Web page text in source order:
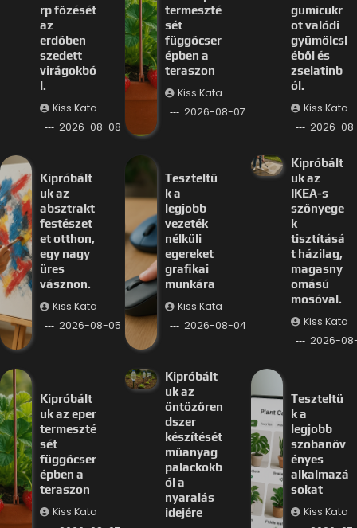
rp főzését
az
erdőben
szedett
virágokbó
l.
Kiss Kata
2026-08-08
termeszté
sét
függőcser
épben a
teraszon
Kiss Kata
2026-08-07
gumicukr
ot valódi
gyümölcsl
éből és
zselatinb
ól.
Kiss Kata
2026-
Kipróbált
uk az
absztrakt
festészet
et otthon,
egy nagy
üres
vásznon.
Kiss Kata
2026-08-05
Teszteltü
k a
legjobb
vezeték
nélküli
egereket
grafikai
munkára
Kiss Kata
2026-08-04
Kipróbált
uk az
IKEA-s
szőnyege
k
tisztításá
t házilag,
magasny
omású
mosóval.
Kiss Kata
2026-
Kipróbált
uk az eper
termeszté
sét
függőcser
épben a
teraszon
Kiss Kata
Kipróbált
uk az
öntözőren
dszer
készítését
műanyag
palackokb
ól a
nyaralás
idejére
Teszteltü
k a
legjobb
szobanöv
ényes
alkalmazá
sokat
Kiss Kata